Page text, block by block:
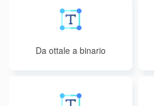
Da ottale a binario